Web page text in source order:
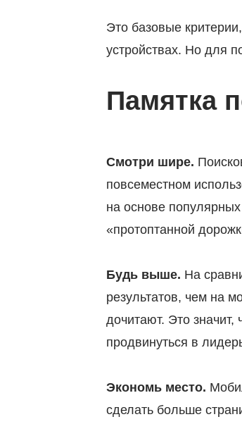
Это базовые
устройствах. Но для
Памятка
Смотри шире.
повсеместном
на основе
«протоптанной
Будь выше. На
результатов, чем на
дочитают. Это
продвинуться в
Экономь место.
сделать больше
Заявка
отправлена
Мы скоро
свяжемся
с вами